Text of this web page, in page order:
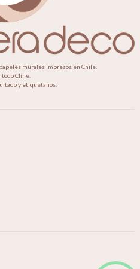
murales impresos en Chile.
todo Chile.
y etiquétanos.